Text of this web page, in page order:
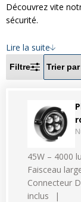
Questions
À propos
Blog AgriproLED.fr
09 70 24 66 76
[email protected]
+33 6 02 07 35
Voir tout
Découvrez vite
sécurité.
Lire la suite
Filtre
45W – 4000
Faisceau
Connecteur
inclus